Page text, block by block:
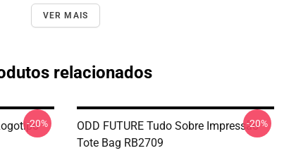
VER MAIS
relacionados
-20%
ODD FUTURE Tudo Sobre Impressão
Tote Bag RB2709
-20%